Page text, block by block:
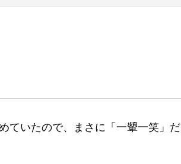
ていたので、まさに「一顰一笑」だ